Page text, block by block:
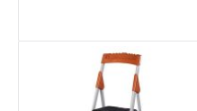
1253manat
Availability